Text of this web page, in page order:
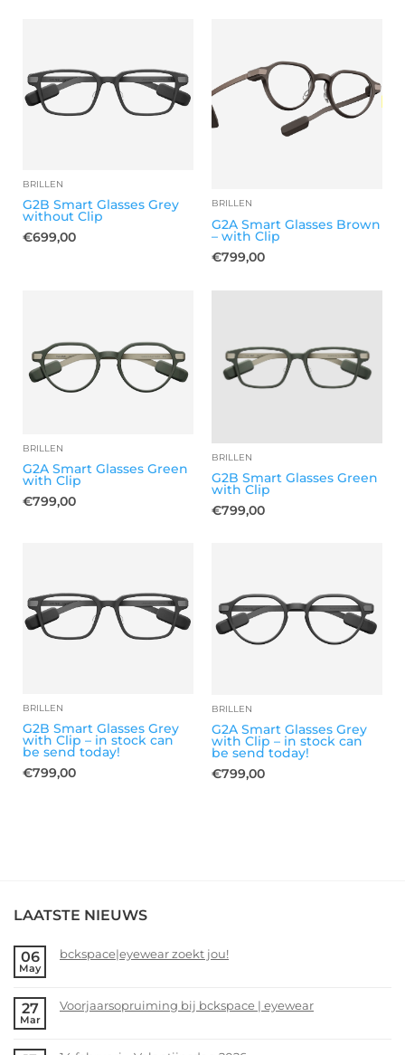
BRILLEN
G2B Smart Glasses Grey
without Clip
€699,00
BRILLEN
G2A Smart Glasses Brown
– with Clip
€799,00
BRILLEN
G2A Smart Glasses Green
with Clip
€799,00
BRILLEN
G2B Smart Glasses Green
with Clip
€799,00
BRILLEN
G2B Smart Glasses Grey
with Clip – in stock can
be send today!
€799,00
BRILLEN
G2A Smart Glasses Grey
with Clip – in stock can
be send today!
€799,00
LAATSTE NIEUWS
06
May
bckspace|eyewear zoekt jou!
on
27
Mar
Voorjaarsopruiming bij bckspace | eyewear